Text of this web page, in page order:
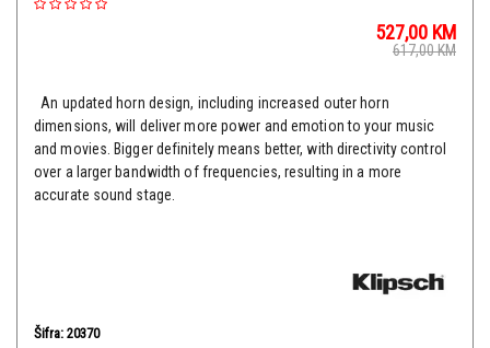
527,00 KM
617,00KM
An updated horn design, including increased outer horn
dimensions, will deliver more power and emotion to your music
and movies. Bigger definitely means better, with directivity control
over a larger bandwidth of frequencies, resulting in a more
accurate sound stage.
Šifra: 20370